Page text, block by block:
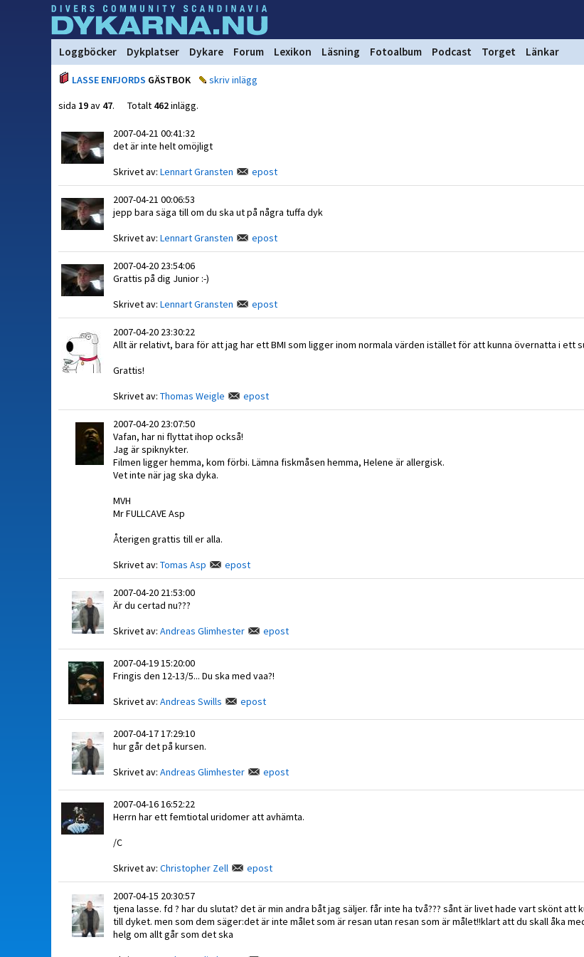
Loggböcker Dykplatser Dykare Forum Lexikon Läsning Fotoalbum Podcast Torget Länkar
LASSE ENFJORDS GÄSTBOK
skriv inlägg
sida 19av 47. Totalt 462inlägg.
2007-04-21 00:41:32
det är inte helt omöjligt
Skrivet av: Lennart Gransten epost
2007-04-21 00:06:53
jepp bara säga till om du ska ut på några tuffa dyk
Skrivet av: Lennart Gransten epost
2007-04-20 23:54:06
Grattis på dig Junior :-)
Skrivet av: Lennart Gransten epost
2007-04-20 23:30:22
Allt är relativt, bara för att jag har ett BMI som ligger inom normala värden istället för att kunna övernatta i ett
Grattis!
Skrivet av: Thomas Weigle epost
2007-04-20 23:07:50
Vafan, har ni flyttat ihop också!
Jag är spiknykter.
Filmen ligger hemma, kom förbi. Lämna fiskmåsen hemma, Helene är allergisk.
Vet inte när jag ska dyka.
MVH
Mr FULLCAVE Asp
Återigen grattis till er alla.
Skrivet av: Tomas Asp epost
2007-04-20 21:53:00
Är du certad nu???
Skrivet av: Andreas Glimhester epost
2007-04-19 15:20:00
Fringis den 12-13/5... Du ska med vaa?!
Skrivet av: Andreas Swills epost
2007-04-17 17:29:10
hur går det på kursen.
Skrivet av: Andreas Glimhester epost
2007-04-16 16:52:22
Herrn har ett femtiotal uridomer att avhämta.
/C
Skrivet av: Christopher Zell epost
2007-04-15 20:30:57
tjena lasse. fd ? har du slutat? det är min andra båt jag säljer. får inte ha två??? sånt är livet hade vart skönt att
till dyket. men som dem säger:det är inte målet som är resan utan resan som är målet!!klart att du skall åka
helg om allt går som det ska